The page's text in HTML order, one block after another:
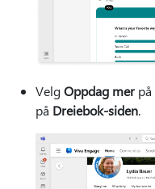
VelgOppdag merpå
på Dreiebok-siden.